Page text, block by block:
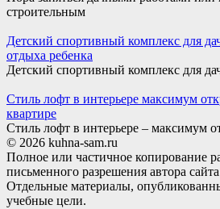
строительным
Детский спортивный комплекс для
отдыха ребенка
Детский спортивный комплекс для
Стиль лофт в интерьере максимум
квартире
Стиль лофт в интерьере – максимум
© 2026 kuhna-sam.ru
Полное или частичное копирование
письменного разрешения автора
Отдельные материалы,
учебные цели.